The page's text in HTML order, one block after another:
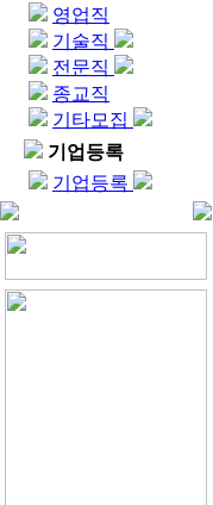
영업직
기술직
전문직
종교직
기타모집
기업등록
기업등록